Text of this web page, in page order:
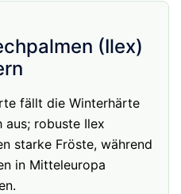
(Ilex)
fällt die Winterhärte
aus; robuste Ilex
starke Fröste, während
in Mitteleuropa